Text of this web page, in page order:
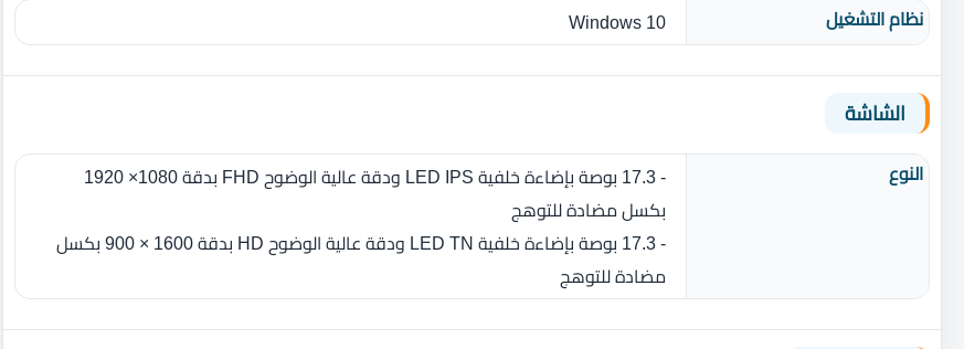
نظام التشغيل
Windows 10
الشاشة
النوع
- 17.3 بوصة بإضاءة خلفية LED IPS ودقة عالية الوضوح FHD بدقة 1080× 1920
بكسل مضادة للتوهج
- 17.3 بوصة بإضاءة خلفية LED TN ودقة عالية الوضوح HD بدقة 1600 × 900 بكسل
مضادة للتوهج